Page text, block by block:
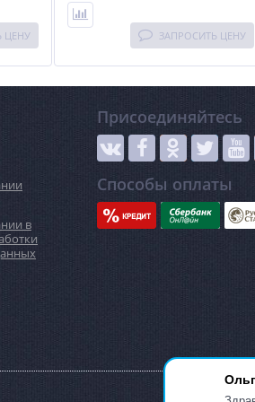
ЦЕНУ
автоматическое определение
типа диска (ALU), синтезатор
ЗАПРОСИТЬ ЦЕНУ
в
Присоединяйтесь
Способы оплаты